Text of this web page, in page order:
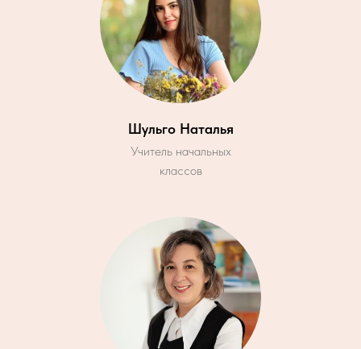
Шульго Наталья
Учитель начальных
классов